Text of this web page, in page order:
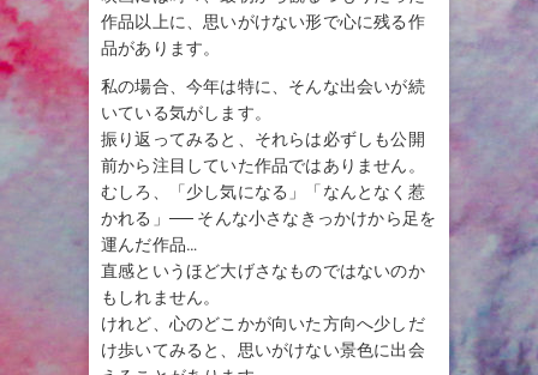
作品以上に、思いがけない形で心に残る作
品があります。
私の場合、今年は特に、そんな出会いが続
いている気がします。
振り返ってみると、それらは必ずしも公開
前から注目していた作品ではありません。
むしろ、「少し気になる」「なんとなく惹
かれる」── そんな小さなきっかけから足を
運んだ作品…
直感というほど大げさなものではないのか
もしれません。
けれど、心のどこかが向いた方向へ少しだ
け歩いてみると、思いがけない景色に出会